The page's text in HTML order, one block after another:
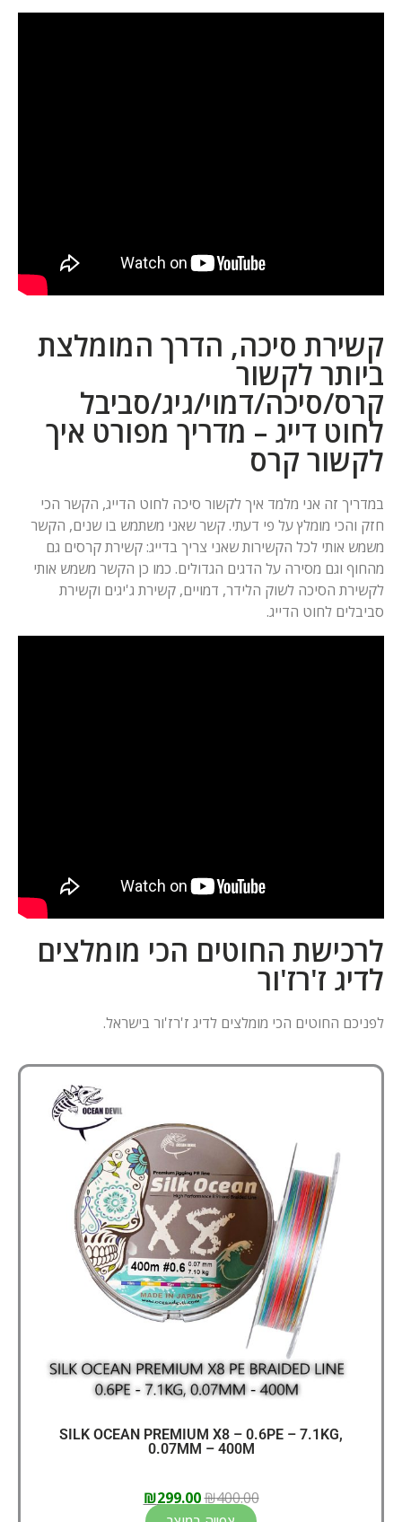
קשירת סיכה, הדרך המומלצת
ביותר לקשור
קרס/סיכה/דמוי/גיג/סביבל
לחוט דייג – מדריך מפורט איך
לקשור קרס
במדריך זה אני מלמד איך לקשור סיכה לחוט הדייג, הקשר הכי
חזק והכי מומלץ על פי דעתי. קשר שאני משתמש בו שנים, הקשר
משמש אותי לכל הקשירות שאני צריך בדייג: קשירת קרסים גם
מהחוף וגם מסירה על הדגים הגדולים. כמו כן הקשר משמש אותי
לקשירת הסיכה לשוק הלידר, דמויים, קשירת ג'יגים וקשירת
סביבלים לחוט הדייג.
לרכישת החוטים הכי מומלצים
לדיג ז'רז'ור
לפניכם החוטים הכי מומלצים לדיג ז'רז'ור בישראל.
SILK OCEAN PREMIUM X8 – 0.6PE – 7.1KG,
0.07MM – 400M
₪400.00
₪299.00